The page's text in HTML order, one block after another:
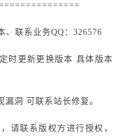
、联系业务QQ：326576
时更新更换版本 具体版本
洞 可联系站长修复。
请联系版权方进行授权，